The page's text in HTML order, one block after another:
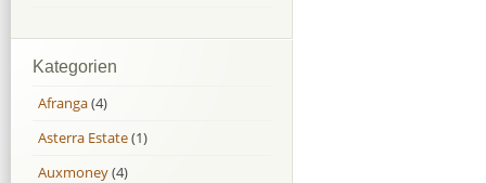
Kategorien
Afranga(4)
Asterra Estate(1)
Auxmoney(4)